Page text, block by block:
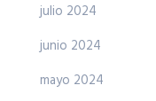
julio 2024
junio 2024
mayo 2024